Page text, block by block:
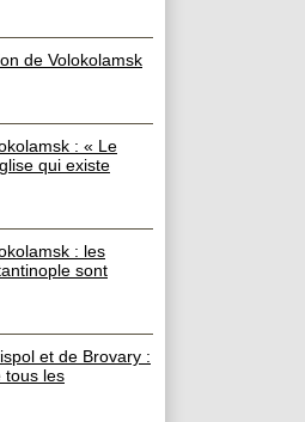
de Volokolamsk
: « Le
qui existe
: les
sont
et de Brovary :
tous les